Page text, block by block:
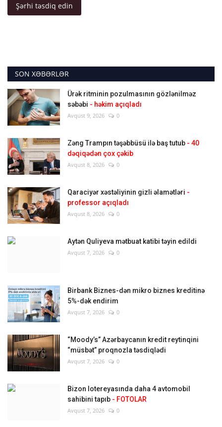
Şərhi təsdiq edin
SON XƏBƏRLƏR
Ürək ritminin pozulmasının gözlənilməz
səbəbi - həkim açıqladı
Avqust 9, 2026 0
Zəng Trampın təşəbbüsü ilə baş tutub - 40
dəqiqədən çox çəkib
Avqust 8, 2026 0
Qaraciyər xəstəliyinin gizli əlamətləri -
professor açıqladı
Avqust 8, 2026 0
Aytən Quliyeva mətbuat katibi təyin edildi
Avqust 7, 2026 0
Birbank Biznes-dən mikro biznes kreditinə
5%-dək endirim
Avqust 7, 2026 0
“Moody’s” Azərbaycanın kredit reytinqini
“müsbət” proqnozla təsdiqlədi
Avqust 7, 2026 0
Bizon lotereyasında daha 4 avtomobil
sahibini tapıb - FOTOLAR
Avqust 7, 2026 0